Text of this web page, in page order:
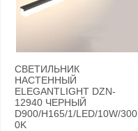
СВЕТИЛЬНИК
НАСТЕННЫЙ
ELEGANTLIGHT DZN-
12940 ЧЕРНЫЙ
D900/H165/1/LED/10W/300
0K